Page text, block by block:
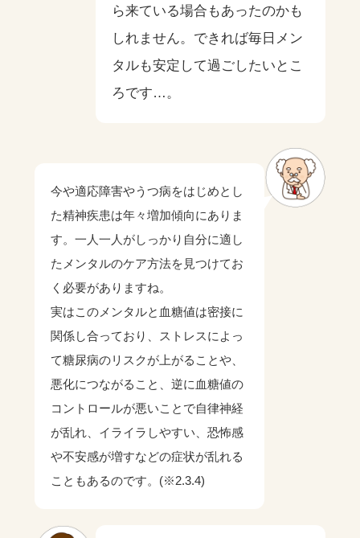
ら来ている場合もあったのかも
しれません。できれば毎日メン
タルも安定して過ごしたいとこ
ろです…。
今や適応障害やうつ病をはじめとし
た精神疾患は年々増加傾向にありま
す。一人一人がしっかり自分に適し
たメンタルのケア方法を見つけてお
く必要がありますね。
実はこのメンタルと血糖値は密接に
関係し合っており、ストレスによっ
て糖尿病のリスクが上がることや、
悪化につながること、逆に血糖値の
コントロールが悪いことで自律神経
が乱れ、イライラしやすい、恐怖感
や不安感が増すなどの症状が乱れる
こともあるのです。(※2.3.4)